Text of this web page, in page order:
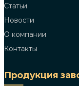
Статьи
Новости
О компании
Контакты
Продукция